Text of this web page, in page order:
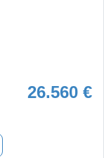
26.560 €